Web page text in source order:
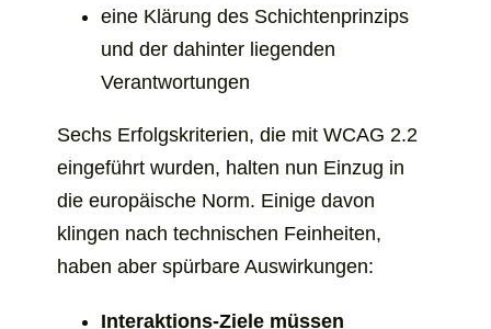
eine Klärung des Schichtenprinzips
und der dahinter liegenden
Verantwortungen
Sechs Erfolgskriterien, die mit WCAG 2.2
eingeführt wurden, halten nun Einzug in
die europäische Norm. Einige davon
klingen nach technischen Feinheiten,
haben aber spürbare Auswirkungen:
Interaktions-Ziele müssen